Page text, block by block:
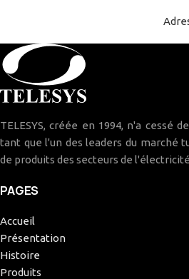
TELESYS, créée en 1994, n'a cessé
tant que l'un des leaders du marché
de produits des secteurs de
PAGES
Accueil
Présentation
Histoire
Produits